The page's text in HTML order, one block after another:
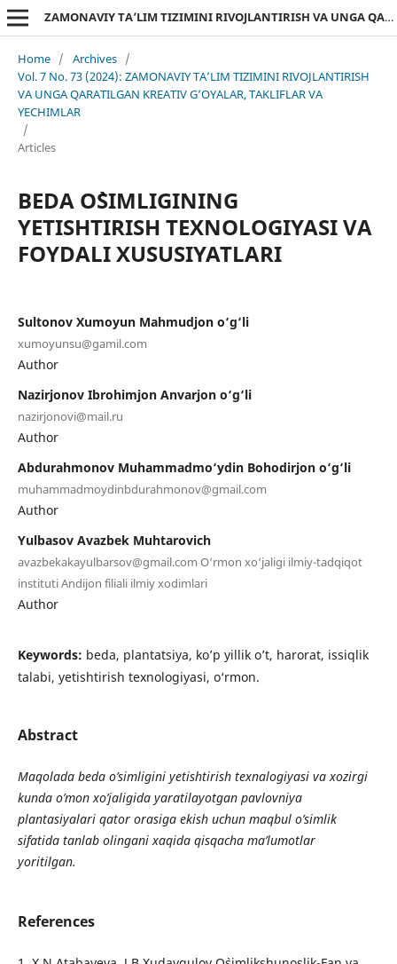
ZAMONAVIY TA’LIM TIZIMINI RIVOJLANTIRISH VA UNGA QARATILGAN KREATIV G’OYALAR, TAKLIFLAR VA YECHIMLAR
Home / Archives /
Vol. 7 No. 73 (2024): ZAMONAVIY TA’LIM TIZIMINI RIVOJLANTIRISH
VA UNGA QARATILGAN KREATIV G’OYALAR, TAKLIFLAR VA
YECHIMLAR
/
Articles
BEDA O`SIMLIGINING
YETISHTIRISH TEXNOLOGIYASI VA
FOYDALI XUSUSIYATLARI
Sultonov Xumoyun Mahmudjon o‘g‘li
xumoyunsu@gamil.com
Author
Nazirjonov Ibrohimjon Anvarjon o‘g‘li
nazirjonovi@mail.ru
Author
Abdurahmonov Muhammadmo‘ydin Bohodirjon o‘g‘li
muhammadmoydinbdurahmonov@gmail.com
Author
Yulbasov Avazbek Muhtarovich
avazbekakayulbarsov@gmail.com O‘rmon xo‘jaligi ilmiy-tadqiqot
instituti Andijon filiali ilmiy xodimlari
Author
Keywords: beda, plantatsiya, ko’p yillik o’t, harorat, issiqlik
talabi, yetishtirish texnologiyasi, o‘rmon.
Abstract
Maqolada beda o’simligini yetishtirish texnalogiyasi va xozirgi
kunda o’mon xo’jaligida yaratilayotgan pavlovniya
plantasiyalari qator orasiga ekish uchun maqbul o’simlik
sifatida tanlab olingani xaqida qisqacha ma’lumotlar
yoritilgan.
References